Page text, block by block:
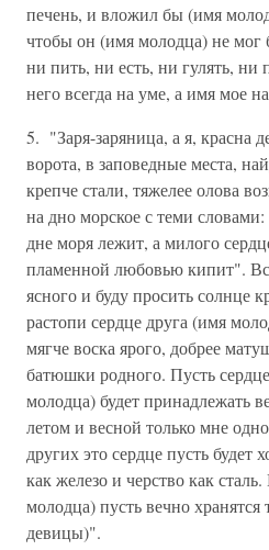
печень, и вложил бы (имя
чтобы он (имя молодца) не мог
ни пить, ни есть, ни гулять, ни
него всегда на уме, а имя мое
5. "Заря-заряница, а я, красна
ворота, в заповедные места,
крепче стали, тяжелее олова
на дно морское с теми
дне моря лежит, а милого
пламенной любовью кипит".
ясного и буду просить солнце
растопи сердце друга (имя
мягче воска ярого, добрее
батюшки родного. Пусть
молодца) будет принадлежать
летом и весной только мне
других это сердце пусть будет
как железо и черство как
молодца) пусть вечно
девицы)".